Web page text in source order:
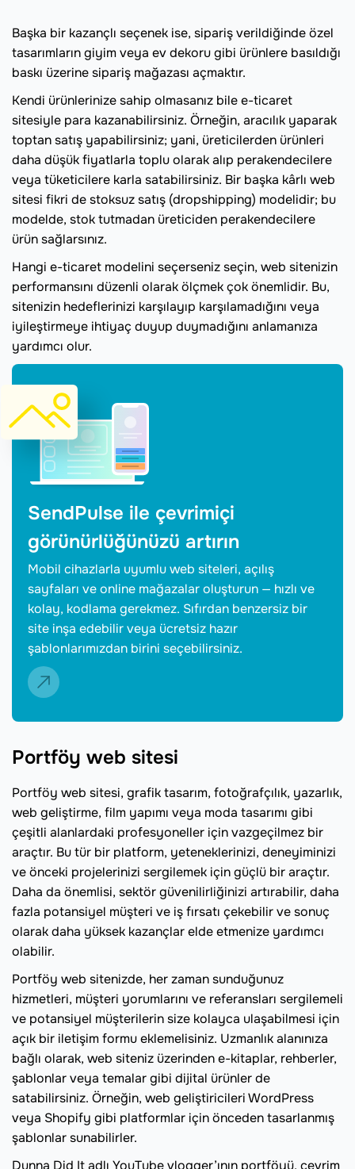
Başka bir kazançlı seçenek ise, sipariş verildiğinde özel
tasarımların giyim veya ev dekoru gibi ürünlere basıldığı
baskı üzerine sipariş mağazası açmaktır.
Kendi ürünlerinize sahip olmasanız bile e-ticaret
sitesiyle para kazanabilirsiniz. Örneğin, aracılık yaparak
toptan satış yapabilirsiniz; yani, üreticilerden ürünleri
daha düşük fiyatlarla toplu olarak alıp perakendecilere
veya tüketicilere karla satabilirsiniz. Bir başka kârlı web
sitesi fikri de stoksuz satış (dropshipping) modelidir; bu
modelde, stok tutmadan üreticiden perakendecilere
ürün sağlarsınız.
Hangi e-ticaret modelini seçerseniz seçin, web sitenizin
performansını düzenli olarak ölçmek çok önemlidir. Bu,
sitenizin hedeflerinizi karşılayıp karşılamadığını veya
iyileştirmeye ihtiyaç duyup duymadığını anlamanıza
yardımcı olur.
SendPulse ile çevrimiçi
görünürlüğünüzü artırın
Mobil cihazlarla uyumlu web siteleri, açılış
sayfaları ve online mağazalar oluşturun — hızlı ve
kolay, kodlama gerekmez. Sıfırdan benzersiz bir
site inşa edebilir veya ücretsiz hazır
şablonlarımızdan birini seçebilirsiniz.
Portföy web sitesi
Portföy web sitesi, grafik tasarım, fotoğrafçılık, yazarlık,
web geliştirme, film yapımı veya moda tasarımı gibi
çeşitli alanlardaki profesyoneller için vazgeçilmez bir
araçtır. Bu tür bir platform, yeteneklerinizi, deneyiminizi
ve önceki projelerinizi sergilemek için güçlü bir araçtır.
Daha da önemlisi, sektör güvenilirliğinizi artırabilir, daha
fazla potansiyel müşteri ve iş fırsatı çekebilir ve sonuç
olarak daha yüksek kazançlar elde etmenize yardımcı
olabilir.
Portföy web sitenizde, her zaman sunduğunuz
hizmetleri, müşteri yorumlarını ve referansları sergilemeli
ve potansiyel müşterilerin size kolayca ulaşabilmesi için
açık bir iletişim formu eklemelisiniz. Uzmanlık alanınıza
bağlı olarak, web siteniz üzerinden e-kitaplar, rehberler,
şablonlar veya temalar gibi dijital ürünler de
satabilirsiniz. Örneğin, web geliştiricileri WordPress
veya Shopify gibi platformlar için önceden tasarlanmış
şablonlar sunabilirler.
Dunna Did It adlı YouTube vlogger’ının portföyü, çevrim